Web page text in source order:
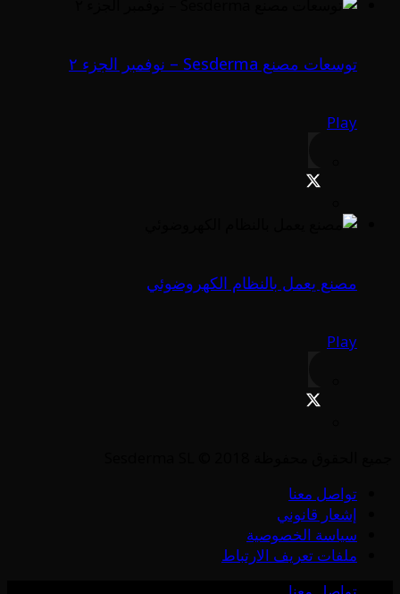
توسعات مصنع Sesderma – نوفمبر الجزء ٢
Play
مصنع يعمل بالنظام الكهروضوئي
Play
تواصل معنا
إشعار قانوني
سياسة الخصوصية
ملفات تعريف الارتباط